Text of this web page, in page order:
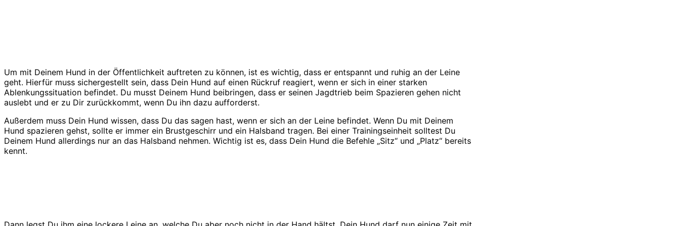
Um mit Deinem Hund in der Öffentlichkeit auftreten zu können, ist es wichtig, dass er entspannt und ruhig an der Leine
geht. Hierfür muss sichergestellt sein, dass Dein Hund auf einen Rückruf reagiert, wenn er sich in einer starken
Ablenkungssituation befindet. Du musst Deinem Hund beibringen, dass er seinen Jagdtrieb beim Spazieren gehen nicht
auslebt und er zu Dir zurückkommt, wenn Du ihn dazu aufforderst.
Außerdem muss Dein Hund wissen, dass Du das sagen hast, wenn er sich an der Leine befindet. Wenn Du mit Deinem
Hund spazieren gehst, sollte er immer ein Brustgeschirr und ein Halsband tragen. Bei einer Trainingseinheit solltest Du
Deinem Hund allerdings nur an das Halsband nehmen. Wichtig ist es, dass Dein Hund die Befehle „Sitz“ und „Platz“ bereits
kennt.